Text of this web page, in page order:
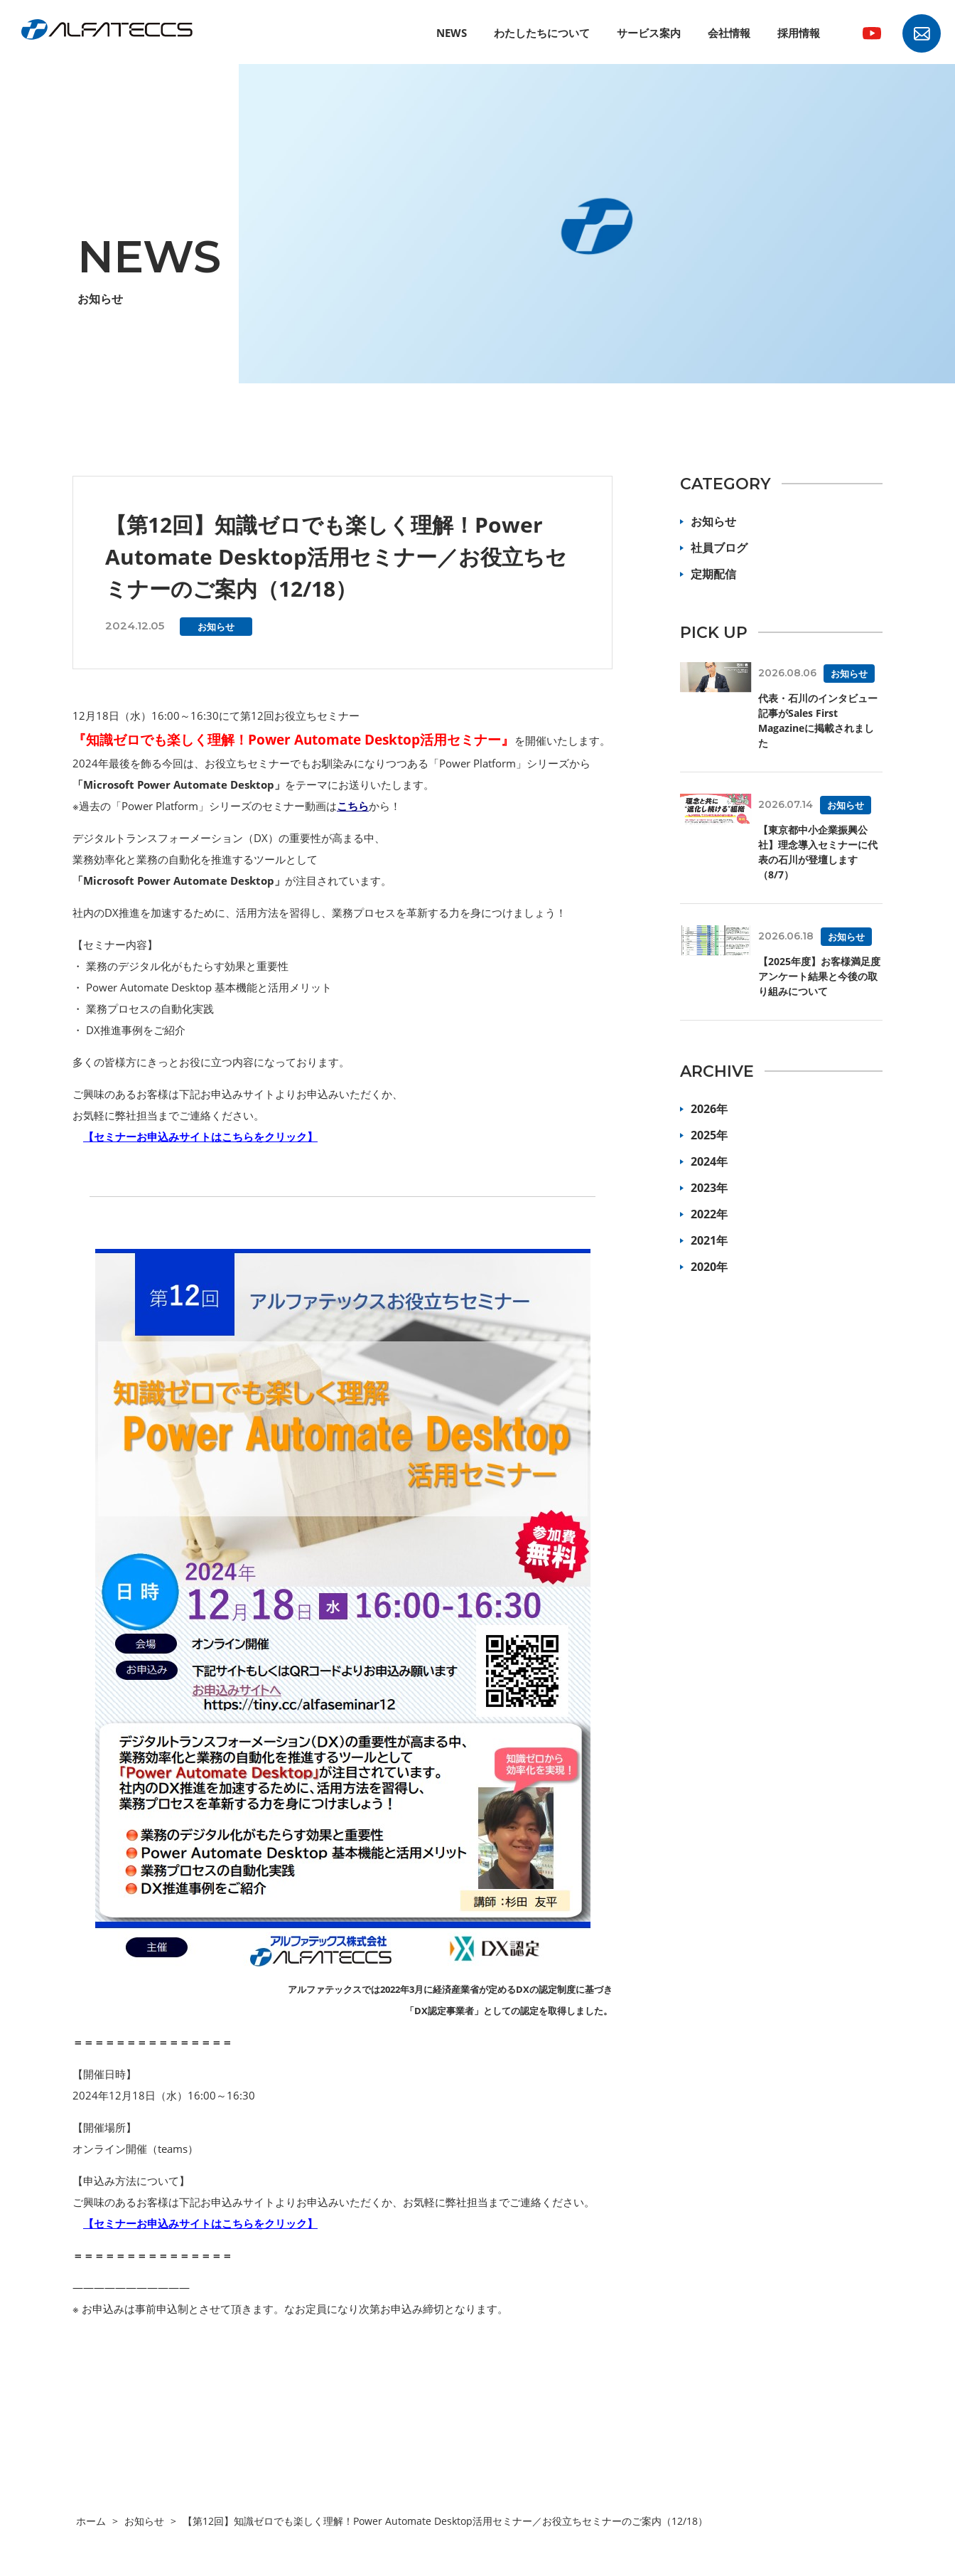
NEWS わたしたちについて サービス案内 会社情報 採用情報
NEWS
お知らせ
【第12回】知識ゼロでも楽しく理解！Power
Automate Desktop活用セミナー／お役立ちセ
ミナーのご案内（12/18）
2024.12.05 お知らせ
12月18日（水）16:00～16:30にて第12回お役立ちセミナー
『知識ゼロでも楽しく理解！Power Automate Desktop活用セミナー』 を開催いたします。
2024年最後を飾る今回は、お役立ちセミナーでもお馴染みになりつつある「Power Platform」シリーズから
「Microsoft Power Automate Desktop」 をテーマにお送りいたします。
※過去の「Power Platform」シリーズのセミナー動画はこちらから！
デジタルトランスフォーメーション（DX）の重要性が高まる中、
業務効率化と業務の自動化を推進するツールとして
「Microsoft Power Automate Desktop」 が注目されています。
社内のDX推進を加速するために、活用方法を習得し、業務プロセスを革新する力を身につけましょう！
【セミナー内容】
・ 業務のデジタル化がもたらす効果と重要性
・ Power Automate Desktop 基本機能と活用メリット
・ 業務プロセスの自動化実践
・ DX推進事例をご紹介
多くの皆様方にきっとお役に立つ内容になっております。
ご興味のあるお客様は下記お申込みサイトよりお申込みいただくか、
お気軽に弊社担当までご連絡ください。
【セミナーお申込みサイトはこちらをクリック】
アルファテックスでは2022年3月に経済産業省が定めるDXの認定制度に基づき
「DX認定事業者」としての認定を取得しました。
＝＝＝＝＝＝＝＝＝＝＝＝＝＝＝
【開催日時】
2024年12月18日（水）16:00～16:30
【開催場所】
オンライン開催（teams）
【申込み方法について】
ご興味のあるお客様は下記お申込みサイトよりお申込みいただくか、お気軽に弊社担当までご連絡ください。
【セミナーお申込みサイトはこちらをクリック】
＝＝＝＝＝＝＝＝＝＝＝＝＝＝＝
———————————
※ お申込みは事前申込制とさせて頂きます。なお定員になり次第お申込み締切となります。
CATEGORY
お知らせ
社員ブログ
定期配信
PICK UP
2026.08.06 お知らせ
代表・石川のインタビュー
記事がSales First
Magazineに掲載されまし
た
2026.07.14 お知らせ
【東京都中小企業振興公
社】理念導入セミナーに代
表の石川が登壇します
（8/7）
2026.06.18 お知らせ
【2025年度】お客様満足度
アンケート結果と今後の取
り組みについて
ARCHIVE
2026年
2025年
2024年
2023年
2022年
2021年
2020年
ホーム > お知らせ > 【第12回】知識ゼロでも楽しく理解！Power Automate Desktop活用セミナー／お役立ちセミナーのご案内（12/18）